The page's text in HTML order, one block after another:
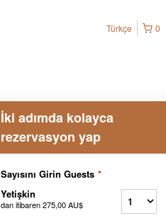
0
Türkçe
İki adımda kolayca
rezervasyon yap
Sayısını Girin Guests *
Yetişkin
dan itibaren275,00 AU$